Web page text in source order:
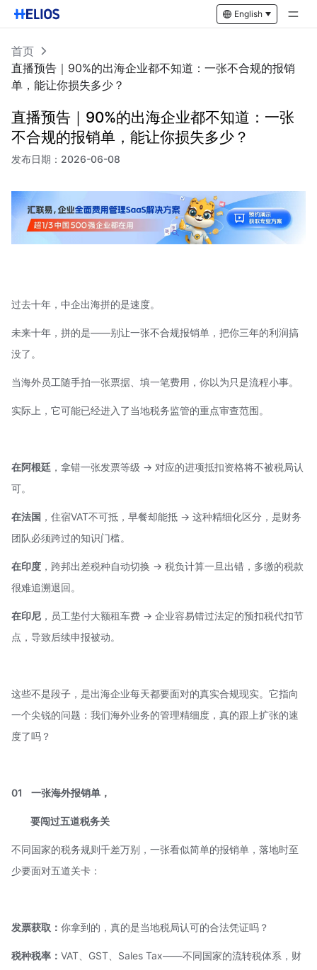
English
首页
直播预告｜90%的出海企业都不知道：一张不合规的报销
单，能让你损失多少？
直播预告｜90%的出海企业都不知道：一张
不合规的报销单，能让你损失多少？
发布日期： 2026-06-08
过去十年，中企出海拼的是速度。
未来十年，拼的是——别让一张不合规报销单，把你三年的利润搞
没了。
当海外员工随手拍一张票据、填一笔费用，你以为只是流程小事。
实际上，它可能已经进入了当地税务监管的重点审查范围。
在阿根廷 ，拿错一张发票等级 → 对应的进项抵扣资格将不被税局认
可。
在法国 ，住宿VAT不可抵，早餐却能抵 → 这种精细化区分，是财务
团队必须跨过的知识门槛。
在印度 ，跨邦出差税种自动切换 → 税负计算一旦出错，多缴的税款
很难追溯退回。
在印尼 ，员工垫付大额租车费 → 企业容易错过法定的预扣税代扣节
点，导致后续申报被动。
这些不是段子，是出海企业每天都要面对的真实合规现实。它指向
一个尖锐的问题：我们海外业务的管理精细度，真的跟上扩张的速
度了吗？
01 一张海外报销单，
要闯过五道税务关
不同国家的税务规则千差万别，一张看似简单的报销单，落地时至
少要面对五道关卡：
发票获取： 你拿到的，真的是当地税局认可的合法凭证吗？
税种税率： VAT、GST、Sales Tax——不同国家的流转税体系，财